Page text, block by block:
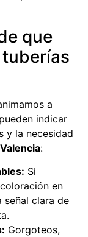
que
a
indicar
y la necesidad
:
Si
en
señal clara de
Gorgoteos,